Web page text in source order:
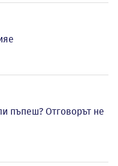
пъпеш? Отговорът не